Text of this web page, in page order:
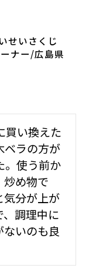
せいさくじ
ナー/広島県
買い換えた
ベラの方が
。使う前か
炒め物で
気分が上が
、調理中に
いのも良